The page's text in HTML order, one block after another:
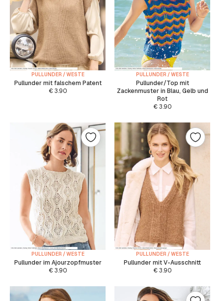
PULLUNDER / WESTE
Pullunder mit falschem Patent
€3.90
PULLUNDER / WESTE
Pullunder/Top mit
Zackenmuster in Blau, Gelb und
Rot
€3.90
PULLUNDER / WESTE
Pullunder im Ajourzopfmuster
€3.90
PULLUNDER / WESTE
Pullunder mit V-Ausschnitt
€3.90